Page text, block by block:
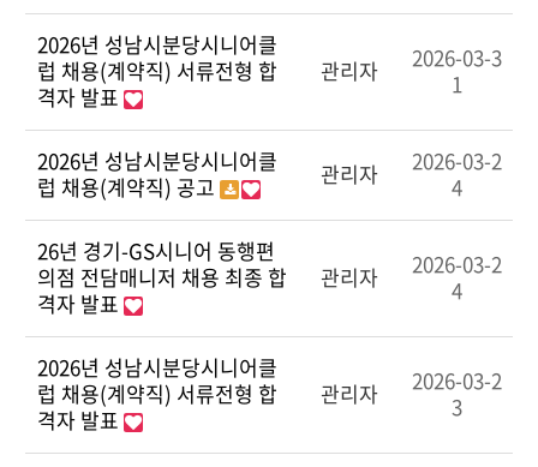
2026년 성남시분당시니어클
럽 채용(계약직) 서류전형 합
격자 발표
관리자
2026-03-3
1
2026년 성남시분당시니어클
럽 채용(계약직) 공고
관리자
2026-03-2
4
26년 경기-GS시니어 동행편
의점 전담매니저 채용 최종 합
격자 발표
관리자
2026-03-2
4
2026년 성남시분당시니어클
럽 채용(계약직) 서류전형 합
격자 발표
관리자
2026-03-2
3